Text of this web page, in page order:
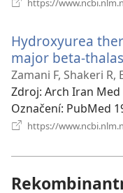
https://
Hydroxyurea
major beta-
Zamani F, Shakeri R,
Zdroj‎: Arch Iran Med
Označení‎: PubMed
https://